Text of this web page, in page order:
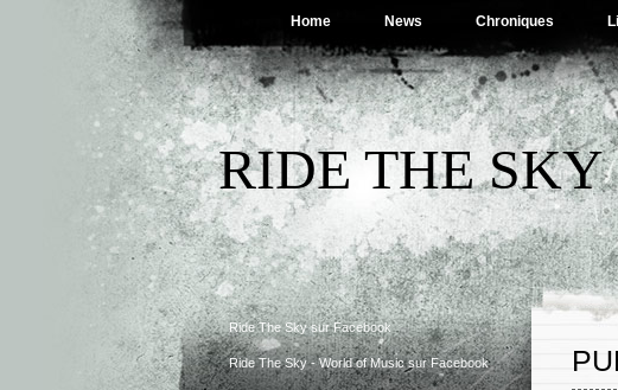
Home News Chroniques
RIDE THE SKY
Ride The Sky sur Facebook
Ride The Sky - World of Music sur Facebook